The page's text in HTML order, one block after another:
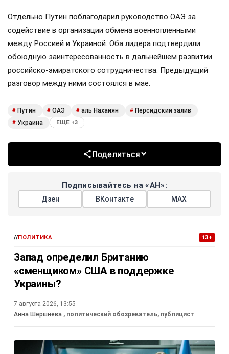
Отдельно Путин поблагодарил руководство ОАЭ за
содействие в организации обмена военнопленными
между Россией и Украиной. Оба лидера подтвердили
обоюдную заинтересованность в дальнейшем развитии
российско-эмиратского сотрудничества. Предыдущий
разговор между ними состоялся в мае.
# Путин # ОАЭ # аль Нахайян # Персидский залив
# Украина ЕЩЕ +3
Поделиться
Подписывайтесь на «АН»:
Дзен ВКонтакте МАХ
//ПОЛИТИКА 13+
Запад определил Британию
«сменщиком» США в поддержке
Украины?
7 августа 2026, 13:55
Анна Шершнева , политический обозреватель, публицист